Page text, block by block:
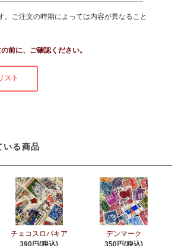
。ご注文の時期によっては内容が異なること
前に、ご確認ください。
スト
いる商品
チェコスロバキア
390円(税込)
デンマーク
350円(税込)